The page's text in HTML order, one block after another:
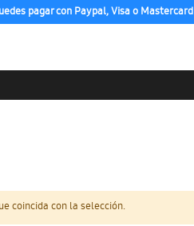
pagar con Paypal, Visa o Mastercard
coincida con la selección.